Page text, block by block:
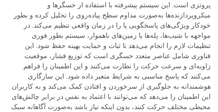
پروتزی است. این سیستم پیشرفته با استفاده از حسگرها و
میکروپردازنده‌ها به‌صورت مداوم سطح پیاده‌روی را تحلیل کرده و بطور
خودکار ویژگی‌های پاسخگویی پا را در زمان واقعی تنظیم می‌کند. در
مواجهه با شیب‌ها، پله‌ها یا زمین‌های ناهموار، سیستم بطور فوری
تنظیمات لازم را انجام می‌دهد تا ثبات و حمایت بهینه حفظ شود. این
فناوری شامل عناصر متعدد حسگری است که توزیع فشار، موقعیت
زاویه‌ای و سرعت حرکت را نظارت می‌کنند و این اطمینان را فراهم
می‌کنند که پاسخ مناسبی به شرایط متغیر داده شود. این سازگاری
هوشمندانه به جلوگیری از سرخوردن و افتادن کمک می‌کند و به کاربران
این اطمینان را می‌دهد که می‌توانند با اعتماد به نفس در برابر چالش‌های
محیطی مختلف حرکت کنند، بدون اینکه نیاز باشد به‌صورت آگاهانه سبک